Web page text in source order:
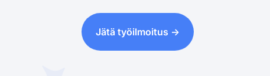
Jätä työilmoitus ->